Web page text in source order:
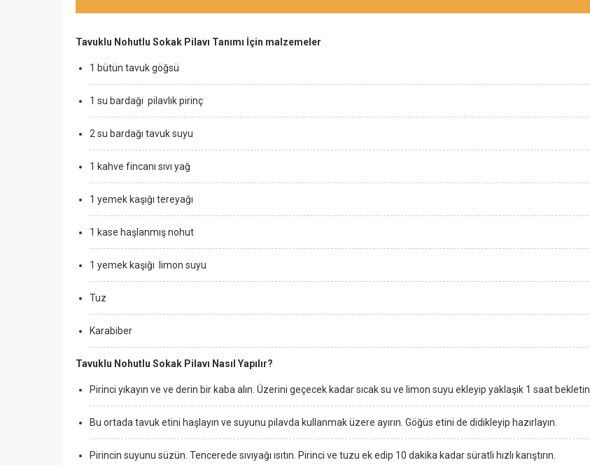
Tavuklu Nohutlu Sokak Pilavı Tanımı İçin malzemeler
1 bütün tavuk göğsü
1 su bardağı pilavlık pirinç
2 su bardağı tavuk suyu
1 kahve fincanı sıvı yağ
1 yemek kaşığı tereyağı
1 kase haşlanmış nohut
1 yemek kaşığı limon suyu
Tuz
Karabiber
Tavuklu Nohutlu Sokak Pilavı Nasıl Yapılır?
Pirinci yıkayın ve ve derin bir kaba alın. Üzerini geçecek kadar sıcak su ve limon suyu ekleyip yaklaşık 1 saat bekletin.
Bu ortada tavuk etini haşlayın ve suyunu pilavda kullanmak üzere ayırın. Göğüs etini de didikleyip hazırlayın.
Pirincin suyunu süzün. Tencerede sıvıyağı ısıtın. Pirinci ve tuzu ek edip 10 dakika kadar süratli hızlı karıştırın.